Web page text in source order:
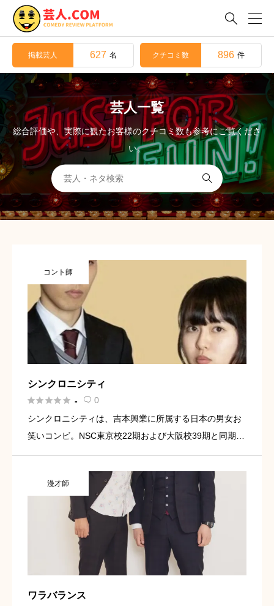

掲載芸人 627 名 クチコミ数 896 件
芸人一覧
総合評価や、実際に観たお客様のクチコミ数も参考にご覧くださ
い。

コント師
シンクロニシティ
 -  0
シンクロニシティは、吉本興業に所属する日本の男女お
笑いコンビ。NSC東京校22期および大阪校39期と同期扱
漫才師
ワラバランス